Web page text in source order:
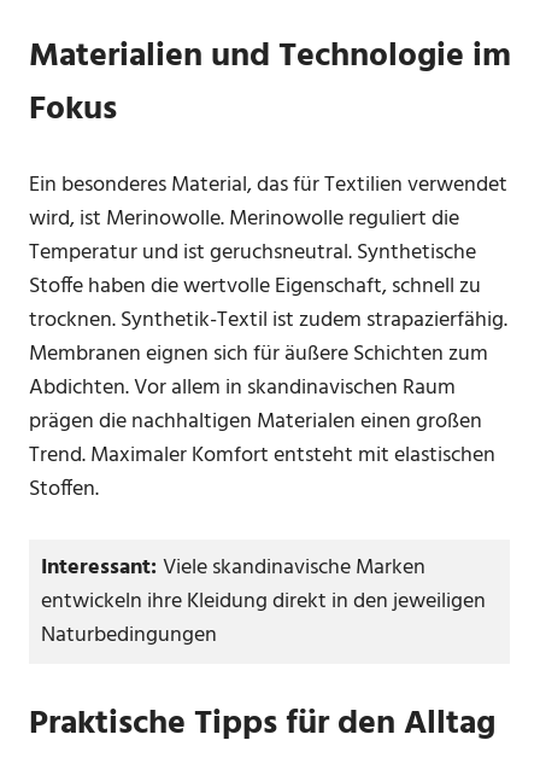
Materialien und Technologie im
Fokus
Ein besonderes Material, das für Textilien verwendet
wird, ist Merinowolle. Merinowolle reguliert die
Temperatur und ist geruchsneutral. Synthetische
Stoffe haben die wertvolle Eigenschaft, schnell zu
trocknen. Synthetik-Textil ist zudem strapazierfähig.
Membranen eignen sich für äußere Schichten zum
Abdichten. Vor allem in skandinavischen Raum
prägen die nachhaltigen Materialen einen großen
Trend. Maximaler Komfort entsteht mit elastischen
Stoffen.
Interessant: Viele skandinavische Marken
entwickeln ihre Kleidung direkt in den jeweiligen
Naturbedingungen
Praktische Tipps für den Alltag